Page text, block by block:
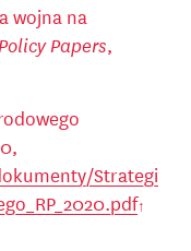
wojna na
Papers,
Strategi